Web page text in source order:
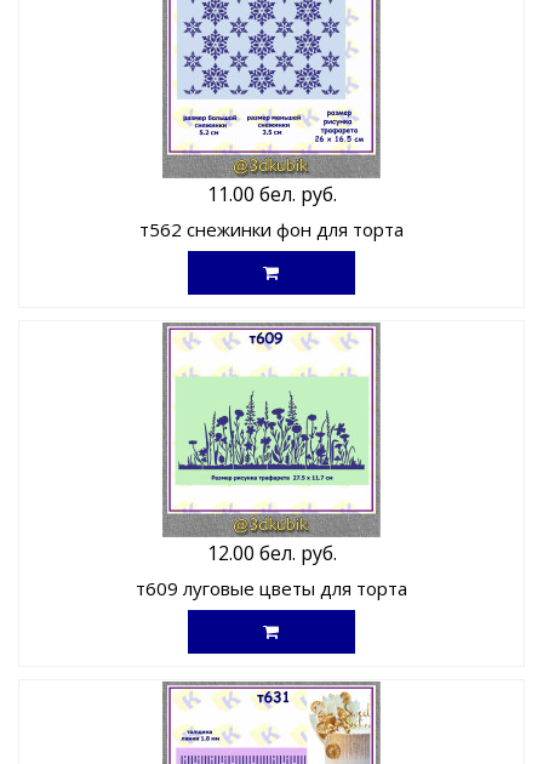
11.00 бел. руб.
т562 снежинки фон для торта
12.00 бел. руб.
т609 луговые цветы для торта